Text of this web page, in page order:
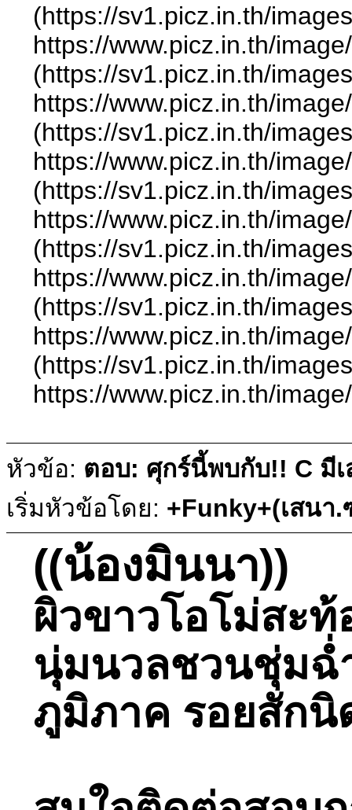
(https://sv1.picz.in.th/
https://www.picz.in.th/
(https://sv1.picz.in.th/
https://www.picz.in.th/
(https://sv1.picz.in.th/
https://www.picz.in.th/
(https://sv1.picz.in.th/
https://www.picz.in.th/
(https://sv1.picz.in.th/
https://www.picz.in.th/
(https://sv1.picz.in.th/
https://www.picz.in.th/
(https://sv1.picz.in.th/
https://www.picz.in.th/
หัวข้อ: ตอบ: ศุกร์นี้พบกับ!! C มี
เริ่มหัวข้อโดย: +Funky+(เสนา
((น้องมินนา))
ผิวขาวโอโม่สะท้
นุ่มนวลชวนชุ่มฉ่
ภูมิภาค รอยสักนิ